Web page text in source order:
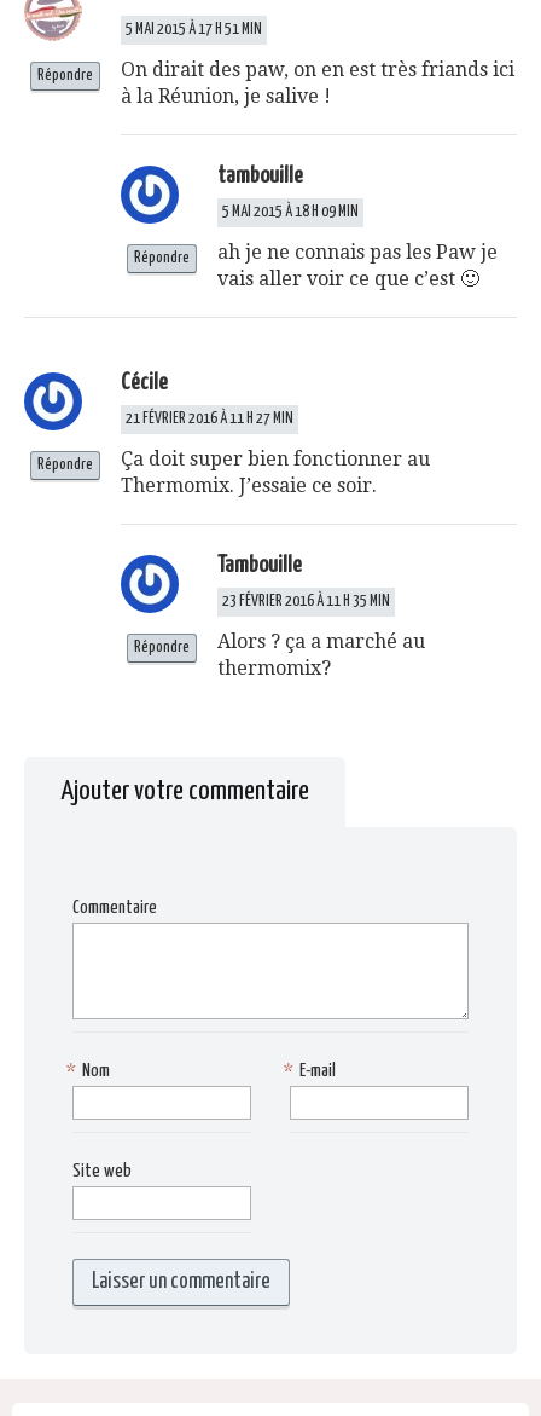
5 MAI 2015 À 17 H 51 MIN
On dirait des paw, on en est très friands ici
à la Réunion, je salive !
Répondre
tambouille
5 MAI 2015 À 18 H 09 MIN
ah je ne connais pas les Paw je
vais aller voir ce que c’est 🙂
Répondre
Cécile
21 FÉVRIER 2016 À 11 H 27 MIN
Ça doit super bien fonctionner au
Thermomix. J’essaie ce soir.
Répondre
Tambouille
23 FÉVRIER 2016 À 11 H 35 MIN
Alors ? ça a marché au
thermomix?
Répondre
Ajouter votre commentaire
Commentaire
Nom
* E-mail
*
Site web